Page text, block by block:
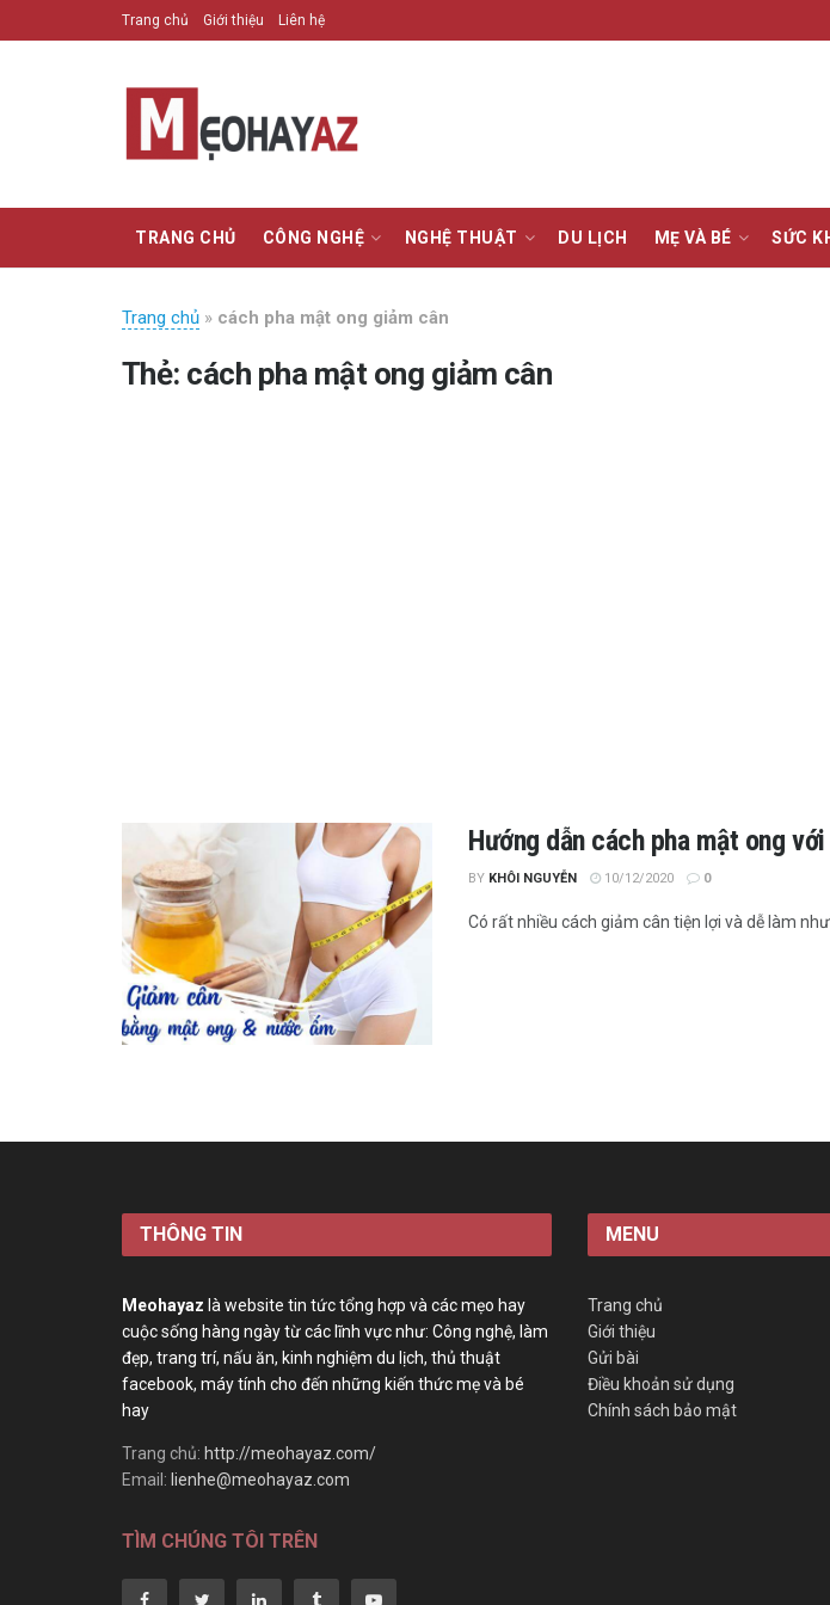
Trang chủ Giới thiệu Liên hệ
TRANG CHỦ CÔNG NGHỆ NGHỆ THUẬT DU LỊCH MẸ VÀ BÉ SỨC
Trang chủ » cách pha mật ong giảm cân
Thẻ: cách pha mật ong giảm cân
Hướng dẫn cách pha mật ong
BY KHÔI NGUYỄN 10/12/2020 0
Có rất nhiều cách giảm cân tiện lợi và dễ làm
THÔNG TIN
Meohayaz là website tin tức tổng hợp và các mẹo hay
cuộc sống hàng ngày từ các lĩnh vực như: Công nghệ, làm
đẹp, trang trí, nấu ăn, kinh nghiệm du lịch, thủ thuật
facebook, máy tính cho đến những kiến thức mẹ và bé
hay
Trang chủ: http://meohayaz.com/
Email: lienhe@meohayaz.com
TÌM CHÚNG TÔI TRÊN
MENU
Trang chủ
Giới thiệu
Gửi bài
Điều khoản sử dụng
Chính sách bảo mật